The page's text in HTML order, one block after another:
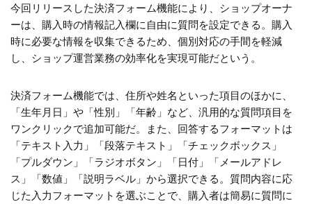
今回リリースした決済フォーム機能により、ショップオーナ
ーは、購入時の情報記入欄に自由に質問を設定できる。購入
時に必要な情報を収集できるため、個別対応の手間を軽減
し、ショップ運営業務の効率化を実現可能だという。
決済フォーム機能では、住所や姓名といった項目のほかに、
「生年月日」や「性別」「年齢」など、汎用的な質問項目を
ワンクリックで追加可能だ。また、回答するフォーマットは
「テキスト入力」「段落テキスト」「チェックボックス」
「プルダウン」「ラジオボタン」「日付」「メールアドレ
ス」「数値」「説明ラベル」から選択できる。質問内容に応
じた入力フォーマットを選ぶことで、購入者は簡易に質問に